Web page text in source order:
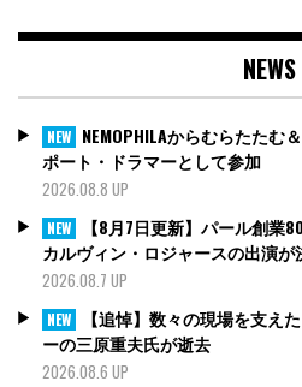
NEWS
NEW NEMOPHILAからむらたたむ
ポート・ドラマーとして参加
2026.08.8 UP
NEW
【8月7日更新】パール創業
カルヴィン・ロジャースの出演が
2026.08.7 UP
NEW
【追悼】数々の現場を支え
ーの三原重夫氏が逝去
2026.08.6 UP